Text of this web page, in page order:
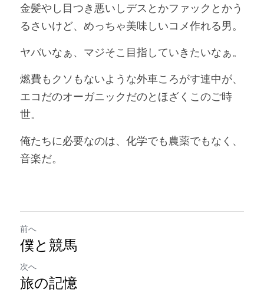
金髪やし目つき悪いしデスとかファックとかう
るさいけど、めっちゃ美味しいコメ作れる男。
ヤバいなぁ、マジそこ目指していきたいなぁ。
燃費もクソもないような外車ころがす連中が、
エコだのオーガニックだのとほざくこのご時
世。
俺たちに必要なのは、化学でも農薬でもなく、
音楽だ。
前へ
僕と競馬
次へ
旅の記憶